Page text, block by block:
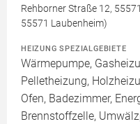
Rehborner Straße 12,
55571 Laubenheim)
HEIZUNG SPEZIALGEBIETE
Wärmepumpe,
Pelletheizung,
Ofen, Badezimmer,
Brennstoffzelle,